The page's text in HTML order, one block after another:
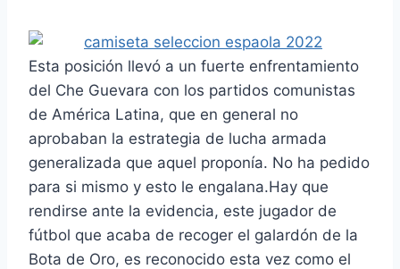
Esta posición llevó a un fuerte enfrentamiento
del Che Guevara con los partidos comunistas
de América Latina, que en general no
aprobaban la estrategia de lucha armada
generalizada que aquel proponía. No ha pedido
para si mismo y esto le engalana.Hay que
rendirse ante la evidencia, este jugador de
fútbol que acaba de recoger el galardón de la
Bota de Oro, es reconocido esta vez como el